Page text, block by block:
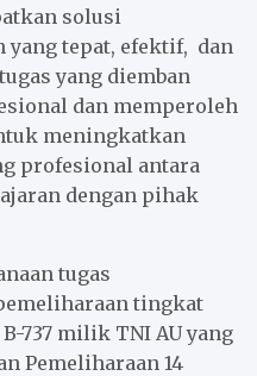
solusi
yang tepat, efektif, dan
yang diemban
dan memperoleh
meningkatkan
profesional antara
dengan pihak
tugas
tingkat
737 milik TNI AU yang
Pemeliharaan 14